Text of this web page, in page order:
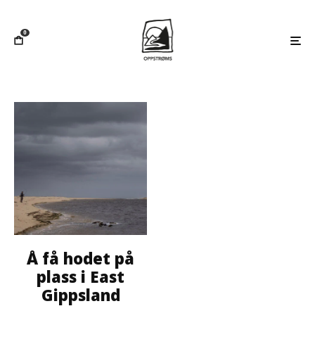
0
Å få hodet på
plass i East
Gippsland